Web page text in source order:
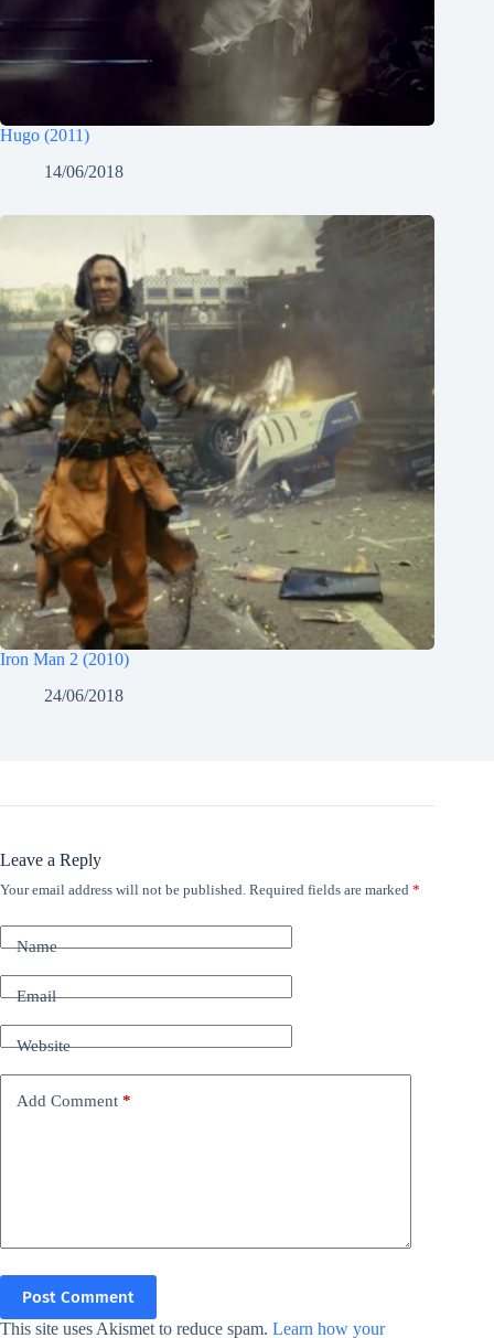
Hugo (2011)
14/06/2018
Iron Man 2 (2010)
24/06/2018
Leave a Reply
Your email address will not be published. Required fields are marked *
Name
Email
Website
Add Comment *
Post Comment
This site uses Akismet to reduce spam. Learn how your